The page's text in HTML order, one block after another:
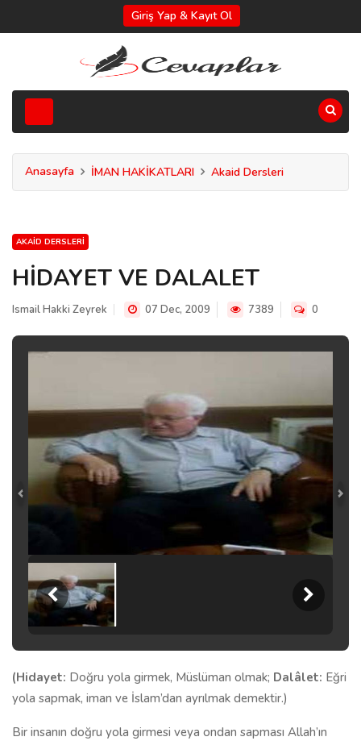
Giriş Yap & Kayıt Ol
Anasayfa İMAN HAKİKATLARI Akaid Dersleri
AKAID DERSLERI
HİDAYET VE DALALET
Ismail Hakki Zeyrek 07 Dec, 2009 7389 0
(Hidayet: Doğru yola girmek, Müslüman olmak; Dalâlet: Eğri
yola sapmak, iman ve İslam’dan ayrılmak demektir.)
Bir insanın doğru yola girmesi veya ondan sapması Allah’ın